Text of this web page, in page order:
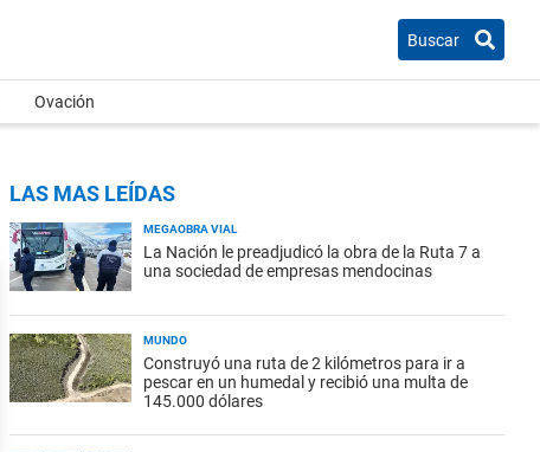
Buscar
Ovación
LAS MAS LEÍDAS
MEGAOBRA VIAL
La Nación le preadjudicó la obra de la Ruta 7 a
una sociedad de empresas mendocinas
MUNDO
Construyó una ruta de 2 kilómetros para ir a
pescar en un humedal y recibió una multa de
145.000 dólares